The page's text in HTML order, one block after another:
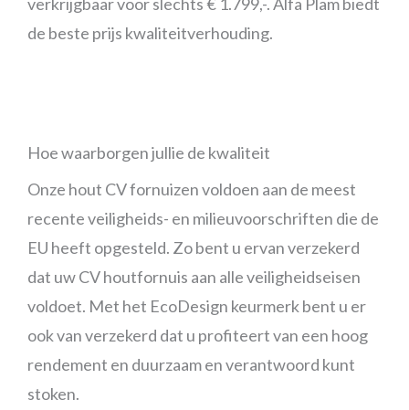
de beste prijs kwaliteitverhouding.
Hoe waarborgen jullie de kwaliteit
Onze hout CV fornuizen voldoen aan de meest
recente veiligheids- en milieuvoorschriften die de
EU heeft opgesteld. Zo bent u ervan verzekerd
dat uw CV houtfornuis aan alle veiligheidseisen
voldoet. Met het EcoDesign keurmerk bent u er
ook van verzekerd dat u profiteert van een hoog
rendement en duurzaam en verantwoord kunt
stoken.